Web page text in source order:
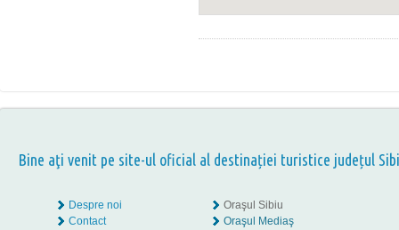
Bine aţi venit pe site-ul oficial al destinației turistice județul
Despre noi
Contact
Oraşul Sibiu
Oraşul Mediaş